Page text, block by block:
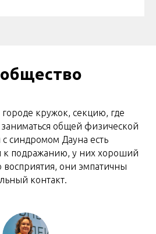
кружок, секцию, где
общей физической
с синдромом Дауна есть
к подражанию, у них хороший
восприятия, они эмпатичны
контакт.